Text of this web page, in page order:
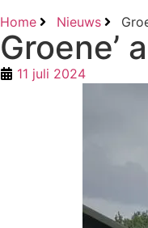
Home Nieuws
Groene’
11 juli 2024